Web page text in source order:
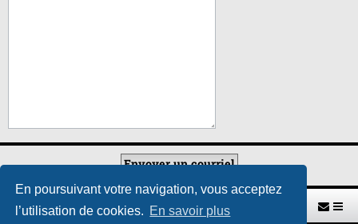
En poursuivant votre navigation, vous acceptez
l’utilisation de cookies. En savoir plus
Retour vers le site U.A.G.R. Index du forum